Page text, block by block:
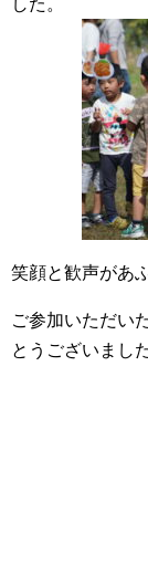
した。
笑顔と歓声があ
ご参加いただい
とうございました